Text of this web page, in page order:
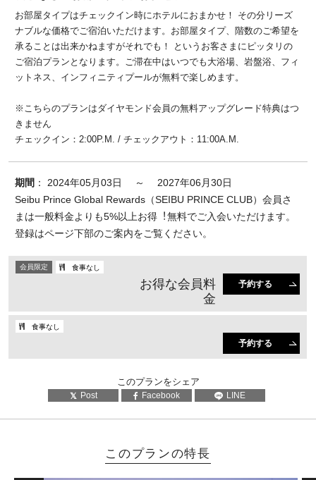
お部屋タイプはチェックイン時にホテルにおまかせ！ その分リーズ
ナブルな価格でご宿泊いただけます。お部屋タイプ、階数のご希望を
承ることは出来かねますがそれでも！ というお客さまにピッタリの
ご宿泊プランとなります。ご滞在中はいつでも大浴場、岩盤浴、フィ
ットネス、インフィニティプールが無料で楽しめます。
※こちらのプランはダイヤモンド会員の無料アップグレード特典はつ
きません
チェックイン：2:00P.M. / チェックアウト：11:00A.M.
期間 ： 2024年05月03日 ～ 2027年06月30日
Seibu Prince Global Rewards（SEIBU PRINCE CLUB）会員さ
まは⼀般料⾦よりも5%以上お得︕無料でご⼊会いただけます。
登録はページ下部のご案内をご覧ください。
会員限定 食事なし
お得な会員料
⾦
予約する
食事なし
予約する
このプランをシェア
Post Facebook LINE
このプランの特長